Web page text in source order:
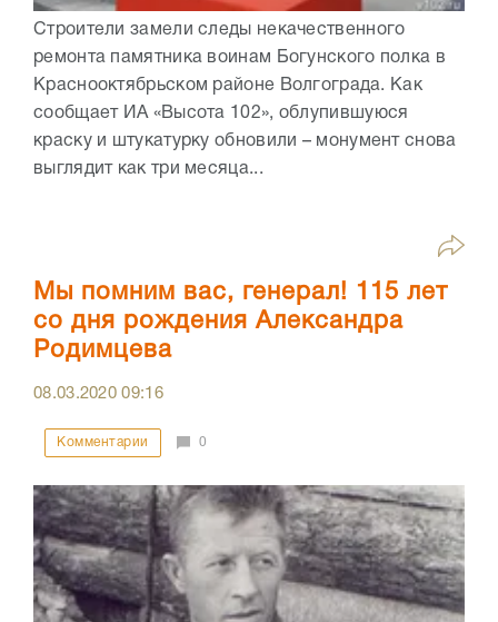
Строители замели следы некачественного
ремонта памятника воинам Богунского полка в
Краснооктябрьском районе Волгограда. Как
сообщает ИА «Высота 102», облупившуюся
краску и штукатурку обновили – монумент снова
выглядит как три месяца...
Мы помним вас, генерал! 115 лет
со дня рождения Александра
Родимцева
08.03.202009:16
Комментарии 0